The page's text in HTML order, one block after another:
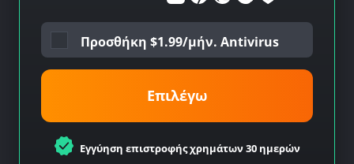
Προσθήκη $1.99/μήν. Antivirus
Επιλέγω
Εγγύηση επιστροφής χρημάτων 30 ημερών